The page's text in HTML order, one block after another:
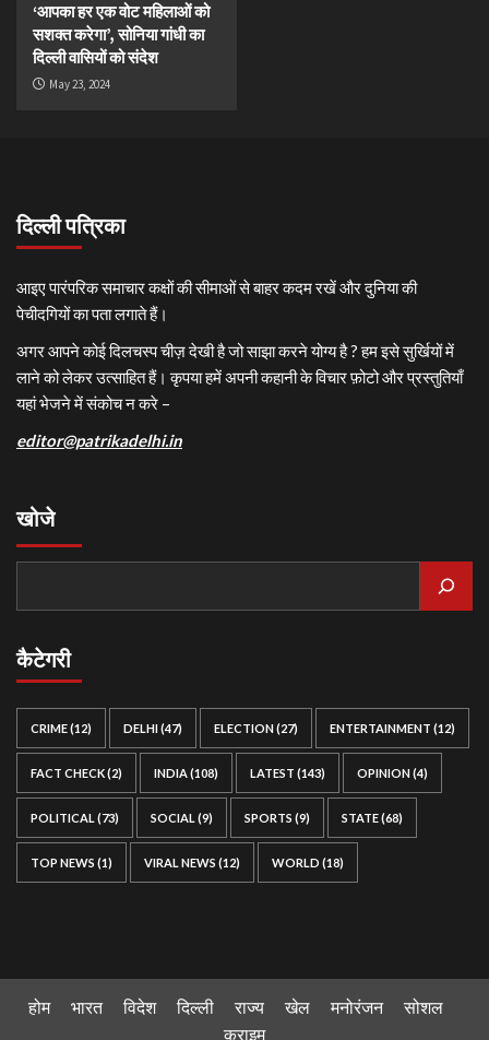
‘आपका हर एक वोट महिलाओं को
सशक्त करेगा’, सोनिया गांधी का
दिल्ली वासियों को संदेश
May 23, 2024
दिल्ली पत्रिका
आइए पारंपरिक समाचार कक्षों की सीमाओं से बाहर कदम रखें और दुनिया की
पेचीदगियों का पता लगाते हैं।
अगर आपने कोई दिलचस्प चीज़ देखी है जो साझा करने योग्य है ? हम इसे सुर्खियों में
लाने को लेकर उत्साहित हैं। कृपया हमें अपनी कहानी के विचार फ़ोटो और प्रस्तुतियाँ
यहां भेजने में संकोच न करे –
editor@patrikadelhi.in
खोजे
कैटेगरी
CRIME(12) DELHI(47) ELECTION(27) ENTERTAINMENT (12)
FACT CHECK(2) INDIA(108) LATEST (143) OPINION(4)
POLITICAL (73) SOCIAL (9) SPORTS (9) STATE(68)
TOP NEWS (1) VIRAL NEWS (12) WORLD (18)
होम भारत विदेश दिल्ली राज्य खेल मनोरंजन
सोशल
क्राइम